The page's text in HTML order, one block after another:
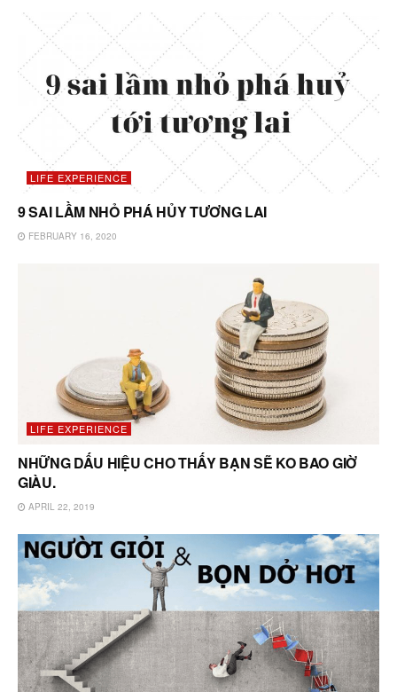
LIFE EXPERIENCE
9 SAI LẦM NHỎ PHÁ HỦY TƯƠNG LAI
FEBRUARY 16, 2020
LIFE EXPERIENCE
NHỮNG DẤU HIỆU CHO THẤY BẠN SẼ KO BAO GIỜ
GIÀU.
APRIL 22, 2019